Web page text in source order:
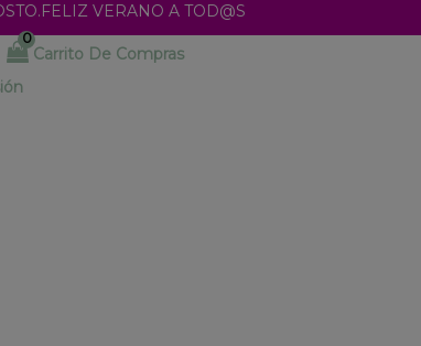
VERANO A TOD@S
0
Carrito De Compras